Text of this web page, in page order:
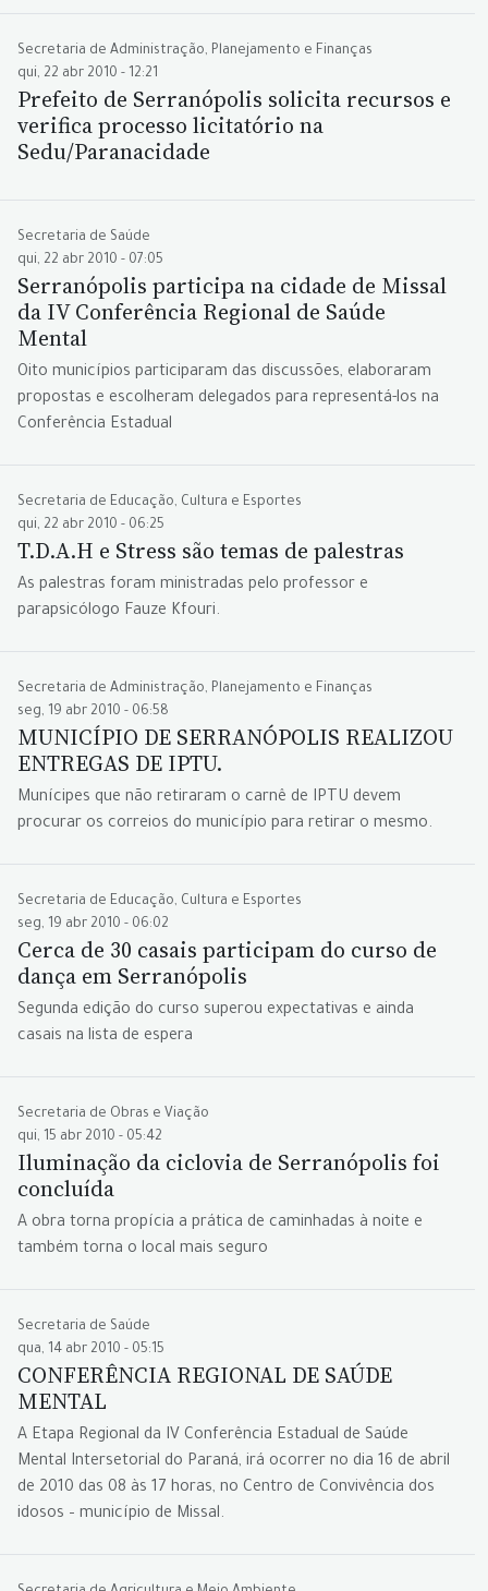
Secretaria de Administração, Planejamento e Finanças
qui, 22 abr 2010 - 12:21
Prefeito de Serranópolis solicita recursos e
verifica processo licitatório na
Sedu/Paranacidade
Secretaria de Saúde
qui, 22 abr 2010 - 07:05
Serranópolis participa na cidade de Missal
da IV Conferência Regional de Saúde
Mental
Oito municípios participaram das discussões, elaboraram
propostas e escolheram delegados para representá-los na
Conferência Estadual
Secretaria de Educação, Cultura e Esportes
qui, 22 abr 2010 - 06:25
T.D.A.H e Stress são temas de palestras
As palestras foram ministradas pelo professor e
parapsicólogo Fauze Kfouri.
Secretaria de Administração, Planejamento e Finanças
seg, 19 abr 2010 - 06:58
MUNICÍPIO DE SERRANÓPOLIS REALIZOU
ENTREGAS DE IPTU.
Munícipes que não retiraram o carnê de IPTU devem
procurar os correios do município para retirar o mesmo.
Secretaria de Educação, Cultura e Esportes
seg, 19 abr 2010 - 06:02
Cerca de 30 casais participam do curso de
dança em Serranópolis
Segunda edição do curso superou expectativas e ainda
casais na lista de espera
Secretaria de Obras e Viação
qui, 15 abr 2010 - 05:42
Iluminação da ciclovia de Serranópolis foi
concluída
A obra torna propícia a prática de caminhadas à noite e
também torna o local mais seguro
Secretaria de Saúde
qua, 14 abr 2010 - 05:15
CONFERÊNCIA REGIONAL DE SAÚDE
MENTAL
A Etapa Regional da IV Conferência Estadual de Saúde
Mental Intersetorial do Paraná, irá ocorrer no dia 16 de abril
de 2010 das 08 às 17 horas, no Centro de Convivência dos
idosos – município de Missal.